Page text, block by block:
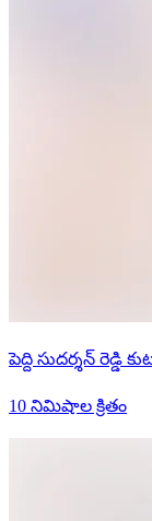
పెద్ది సుదర్శన్ రెడ్డి
10 నిమిషాల క్రితం